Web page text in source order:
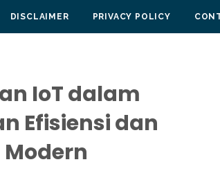
DISCLAIMER PRIVACY POLICY
IoT dalam
Efisiensi dan